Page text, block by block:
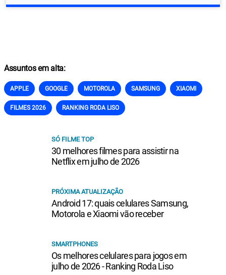
Assuntos em alta:
APPLE GOOGLE MOTOROLA SAMSUNG XIAOMI
FILMES 2026 RANKING RODA LISO
SÓ FILME TOP
30 melhores filmes para assistir na
Netflix em julho de 2026
PRÓXIMA ATUALIZAÇÃO
Android 17: quais celulares Samsung,
Motorola e Xiaomi vão receber
SMARTPHONES
Os melhores celulares para jogos em
julho de 2026 - Ranking Roda Liso